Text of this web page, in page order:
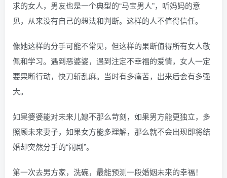
求的女人，男友也是一个典型的“马宝男人”，听妈妈的意
见，从来没有自己的想法和判断。这样的人不值得信任。
像她这样的分手可能不常见，但这样的果断值得所有女人敬
佩和学习。遇到恶婆婆，遇到注定不幸福的爱情，女人一定
要果断行动，快刀斩乱麻。当时有多痛苦，出来后会有多强
大。
如果婆婆能对未来儿媳不那么苛刻，如果男方能更独立，多
照顾未来妻子，如果女方能多理解，那么就不会出现即将结
婚却突然分手的“闹剧”。
第一次去男方家，洗碗，最能预测一段婚姻未来的幸福！